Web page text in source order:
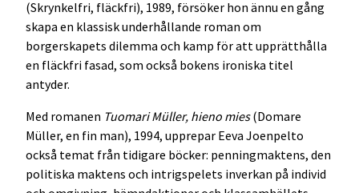
(Skrynkelfri, fläckfri), 1989, försöker hon ännu en gång
skapa en klassisk underhållande roman om
borgerskapets dilemma och kamp för att upprätthålla
en fläckfri fasad, som också bokens ironiska titel
antyder.
Med romanen Tuomari Müller, hieno mies(Domare
Müller, en fin man), 1994, upprepar Eeva Joenpelto
också temat från tidigare böcker: penningmaktens, den
politiska maktens och intrigspelets inverkan på individ